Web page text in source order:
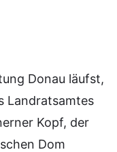
Donau läufst,
Landratsamtes
Kopf, der
Dom